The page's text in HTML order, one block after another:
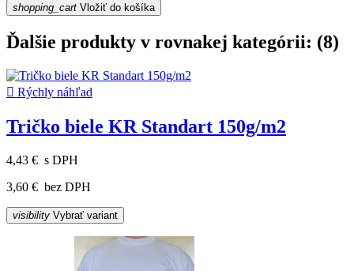
shopping_cart Vložiť do košíka
Ďalšie produkty v rovnakej kategórii: (8)
 Rýchly náhľad
Tričko biele KR Standart 150g/m2
4,43 € s DPH
3,60 € bez DPH
visibility Vybrať variant